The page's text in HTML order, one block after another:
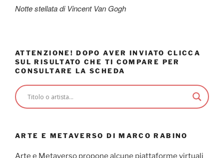
Notte stellata di Vincent Van Gogh
ATTENZIONE! DOPO AVER INVIATO CLICCA
SUL RISULTATO CHE TI COMPARE PER
CONSULTARE LA SCHEDA
ARTE E METAVERSO DI MARCO RABINO
Arte e Metaverso propone alcune piattaforme virtuali